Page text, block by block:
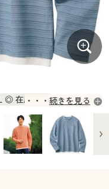
◎ 在庫あり 続きを見る